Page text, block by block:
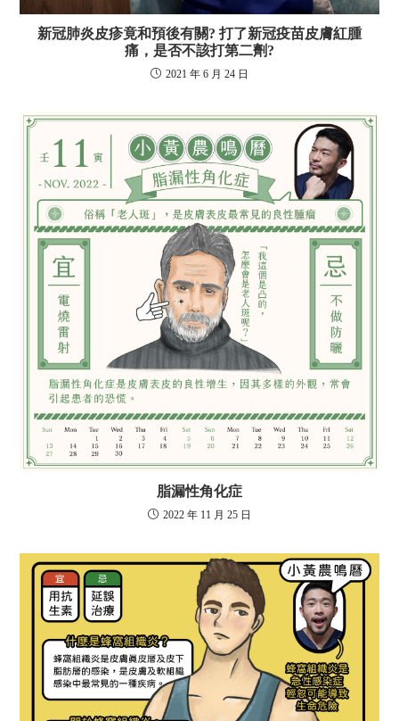
新冠肺炎皮疹竟和預後有關? 打了新冠疫苗皮膚紅腫
痛，是否不該打第二劑?
2021 年 6 月 24 日
脂漏性角化症
2022 年 11 月 25 日